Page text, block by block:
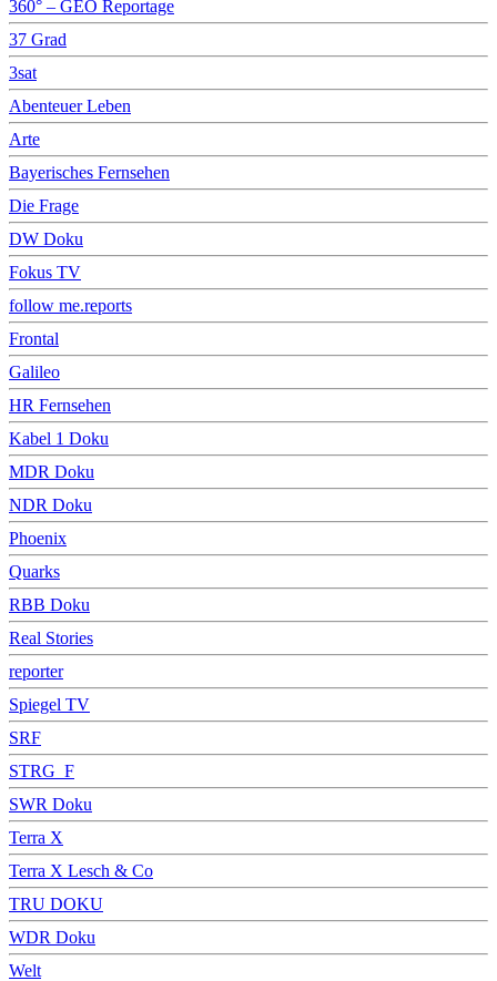
360° – GEO Reportage
37 Grad
3sat
Abenteuer Leben
Arte
Bayerisches Fernsehen
Die Frage
DW Doku
Fokus TV
follow me.reports
Frontal
Galileo
HR Fernsehen
Kabel 1 Doku
MDR Doku
NDR Doku
Phoenix
Quarks
RBB Doku
Real Stories
reporter
Spiegel TV
SRF
STRG_F
SWR Doku
Terra X
Terra X Lesch & Co
TRU DOKU
WDR Doku
Welt